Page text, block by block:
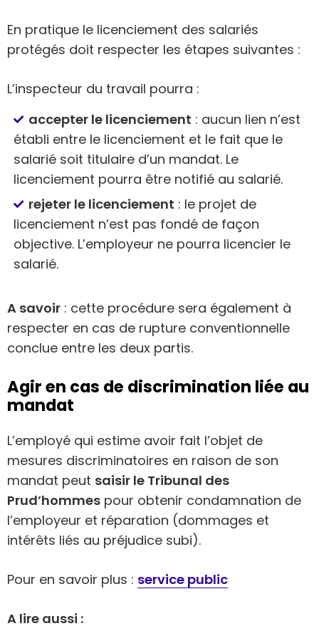
En pratique le licenciement des salariés
protégés doit respecter les étapes suivantes :
L’inspecteur du travail pourra :
accepter le licenciement : aucun lien n’est
établi entre le licenciement et le fait que le
salarié soit titulaire d’un mandat. Le
licenciement pourra être notifié au salarié.
rejeter le licenciement : le projet de
licenciement n’est pas fondé de façon
objective. L’employeur ne pourra licencier le
salarié.
A savoir : cette procédure sera également à
respecter en cas de rupture conventionnelle
conclue entre les deux partis.
Agir en cas de discrimination liée au
mandat
L’employé qui estime avoir fait l’objet de
mesures discriminatoires en raison de son
mandat peut saisir le Tribunal des
Prud’hommes pour obtenir condamnation de
l’employeur et réparation (dommages et
intérêts liés au préjudice subi).
Pour en savoir plus : service public
A lire aussi :